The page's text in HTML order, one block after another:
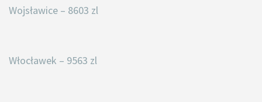
Wojsławice – 8603 zl
Włocławek – 9563 zl